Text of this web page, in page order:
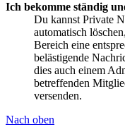
Ich bekomme ständig
Du kannst Private
automatisch
Bereich eine
belästigende
dies auch einem
betreffenden
versenden.
Nach oben